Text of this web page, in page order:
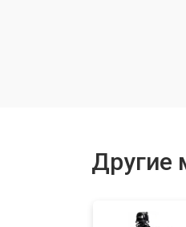
Другие